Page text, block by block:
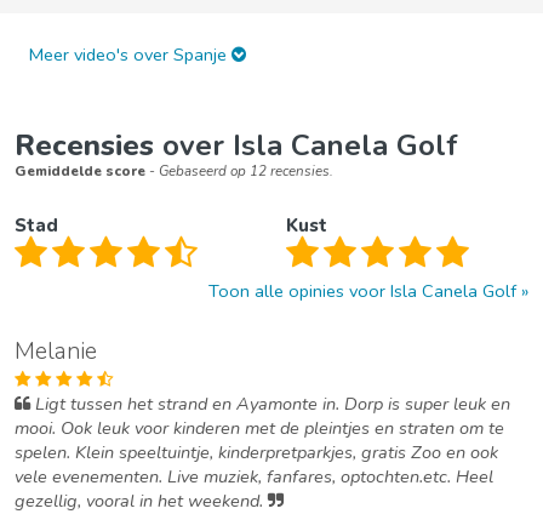
Meer video's over Spanje
Recensies over Isla Canela Golf
Gemiddelde score - Gebaseerd op 12 recensies.
Stad Kust
Toon alle opinies voor Isla Canela Golf
Melanie
Ligt tussen het strand en Ayamonte in. Dorp is super leuk en
mooi. Ook leuk voor kinderen met de pleintjes en straten om te
spelen. Klein speeltuintje, kinderpretparkjes, gratis Zoo en ook
vele evenementen. Live muziek, fanfares, optochten.etc. Heel
gezellig, vooral in het weekend.